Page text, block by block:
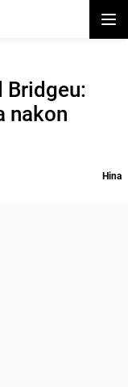
Bridgeu:
nakon
Hina